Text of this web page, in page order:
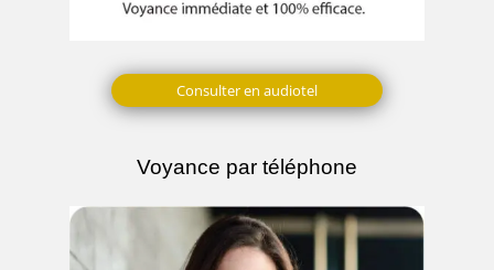
Consulter en audiotel
Voyance par téléphone